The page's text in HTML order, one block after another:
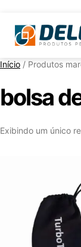
Início / Produtos
bolsa
Exibindo um único